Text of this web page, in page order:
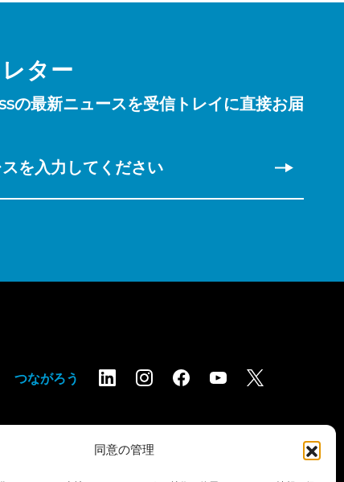
同意の管理
ター
の最新ニュースを受信トレイに直接お届
を入力してください
つながろう